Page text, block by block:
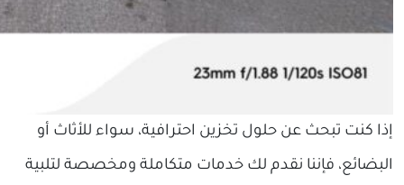
إذا كنت تبحث عن حلول تخزين احترافية، سواء للأثاث أو
البضائع، فإننا نقدم لك خدمات متكاملة ومخصصة لتلبية